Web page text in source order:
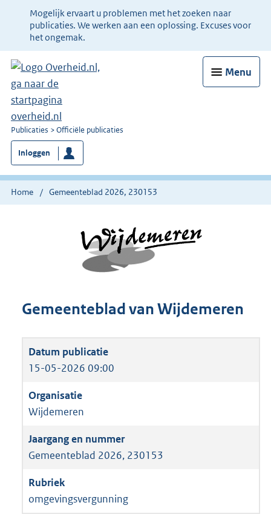
Ter
informatie:
Mogelijk ervaart u problemen met het zoeken naar
publicaties. We werken aan een oplossing. Excuses voor
het ongemak.
Menu
U
bent
nu
hier:
Publicaties Officiële publicaties
Inloggen
Home Gemeenteblad 2026, 230153
Gemeenteblad van Wijdemeren
15-05-2026 09:00
Wijdemeren
Gemeenteblad 2026, 230153
omgevingsvergunning